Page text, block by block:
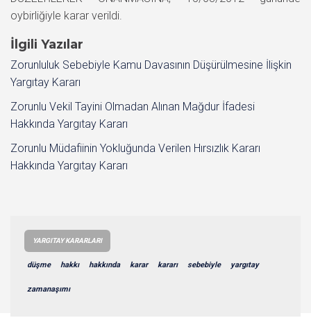
oybirliğiyle karar verildi.
İlgili Yazılar
Zorunluluk Sebebiyle Kamu Davasının Düşürülmesine İlişkin
Yargıtay Kararı
Zorunlu Vekil Tayini Olmadan Alınan Mağdur İfadesi
Hakkında Yargıtay Kararı
Zorunlu Müdafiinin Yokluğunda Verilen Hırsızlık Kararı
Hakkında Yargıtay Kararı
YARGITAY KARARLARI
düşme hakkı hakkında karar kararı sebebiyle yargıtay
zamanaşımı